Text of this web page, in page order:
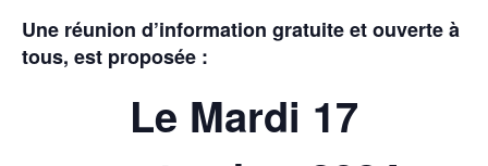
Une réunion d’information gratuite et ouverte à
tous, est proposée :
Le Mardi 17